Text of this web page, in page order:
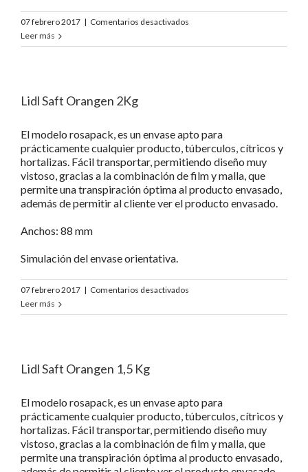
07 febrero 2017 | Comentarios desactivados
Bio
Leer más
Lidl Saft Orangen 2Kg
El modelo rosapack, es un envase apto para
prácticamente cualquier producto, túberculos, cítricos y
hortalizas. Fácil transportar, permitiendo diseño muy
vistoso, gracias a la combinación de film y malla, que
permite una transpiración óptima al producto envasado,
además de permitir al cliente ver el producto envasado.
Anchos: 88 mm
Simulación del envase orientativa.
07 febrero 2017 | Comentarios desactivados
Saft
Leer más
Lidl Saft Orangen 1,5 Kg
El modelo rosapack, es un envase apto para
prácticamente cualquier producto, túberculos, cítricos y
hortalizas. Fácil transportar, permitiendo diseño muy
vistoso, gracias a la combinación de film y malla, que
permite una transpiración óptima al producto envasado,